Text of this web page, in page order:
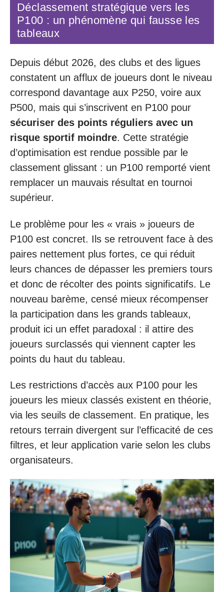
Déclassement stratégique vers les
P100 : un phénomène qui fausse les
tableaux
Depuis début 2026, des clubs et des ligues
constatent un afflux de joueurs dont le niveau
correspond davantage aux P250, voire aux
P500, mais qui s’inscrivent en P100 pour
sécuriser des points réguliers avec un
risque sportif moindre. Cette stratégie
d’optimisation est rendue possible par le
classement glissant : un P100 remporté vient
remplacer un mauvais résultat en tournoi
supérieur.
Le problème pour les « vrais » joueurs de
P100 est concret. Ils se retrouvent face à des
paires nettement plus fortes, ce qui réduit
leurs chances de dépasser les premiers tours
et donc de récolter des points significatifs. Le
nouveau barème, censé mieux récompenser
la participation dans les grands tableaux,
produit ici un effet paradoxal : il attire des
joueurs surclassés qui viennent capter les
points du haut du tableau.
Les restrictions d’accès aux P100 pour les
joueurs les mieux classés existent en théorie,
via les seuils de classement. En pratique, les
retours terrain divergent sur l’efficacité de ces
filtres, et leur application varie selon les clubs
organisateurs.